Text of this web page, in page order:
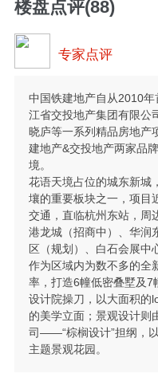
楼盘点评(88)
专家点评
中国铁建地产自从2010
江省交投地产集团有限公
晓庐等一系列精品房地产
建地产&交投地产两家品
境。
花语天境占位的城东新城
壤的重要板块之一，项目
交通，直临杭州东站，周
港龙城（招商中）、华润
区（规划）、白石会展中
作为区域内为数不多的全
率，打造6幢低密叠墅及7
设计院操刀，以大面积的
的美学立面；景观设计则
司——“棕榈设计”担纲，
主题景观花园。